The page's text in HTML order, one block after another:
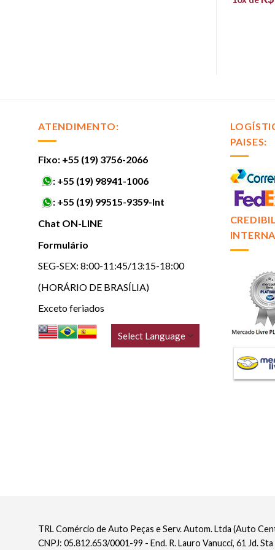
ATENDIMENTO:
Fixo: +55 (19) 3756-2066
: +55 (19) 98941-1006
: +55 (19) 99515-9359-Int
Chat ON-LINE
Formulário
SEG-SEX: 8:00-11:45/13:15-18:00
(HORÁRIO DE BRASÍLIA)
Exceto feriados
PAISES:
TRL Comércio de Auto Peças e Serv. Autom. Ltda (Auto
CNPJ: 05.812.653/0001-99 - End. R. Lauro Vanucci, 61 Jd.